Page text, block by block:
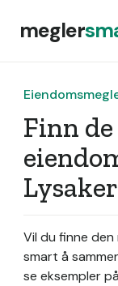
megler
Finn
Lysaker
Vil du finne
smart å
se eksempler